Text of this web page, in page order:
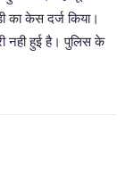
का केस दर्ज किया।
नही हुई है। पुलिस के